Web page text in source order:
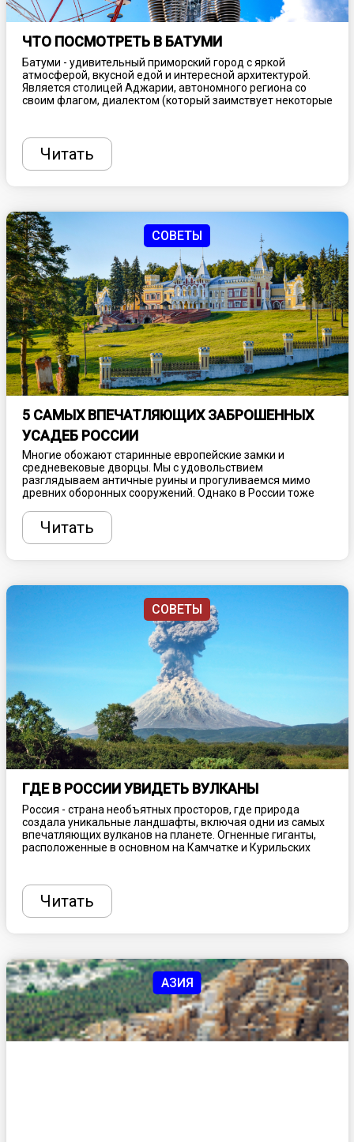
ЧТО ПОСМОТРЕТЬ В БАТУМИ
Батуми - удивительный приморский город с яркой
атмосферой, вкусной едой и интересной архитектурой.
Является столицей Аджарии, автономного региона со
своим флагом, диалектом (который заимствует некоторые
роскошные внутренние высокогорья и теплый влажный
климат отличают Аджарию от других частей Грузии. Это
одно из лучших мест для отпуска в стране, предлагающее
здесь посмотреть, куда сходить и чем заняться.
Читать
СОВЕТЫ
5 САМЫХ ВПЕЧАТЛЯЮЩИХ ЗАБРОШЕННЫХ
УСАДЕБ РОССИИ
Многие обожают старинные европейские замки и
средневековые дворцы. Мы с удовольствием
разглядываем античные руины и прогуливаемся мимо
древних оборонных сооружений. Однако в России тоже
достопримечательностей, в числе которых и блиставшие
когда-то роскошные усадьбы. Некоторые из осиротевших
зданий пустуют десятилетиями, медленно разрушаясь и
Читать
СОВЕТЫ
ГДЕ В РОССИИ УВИДЕТЬ ВУЛКАНЫ
Россия - страна необъятных просторов, где природа
создала уникальные ландшафты, включая одни из самых
впечатляющих вулканов на планете. Огненные гиганты,
расположенные в основном на Камчатке и Курильских
не только природные достопримечательности, но и места,
где можно почувствовать дыхание Земли и увидеть, как
рождается новая жизнь.
Читать
АЗИЯ